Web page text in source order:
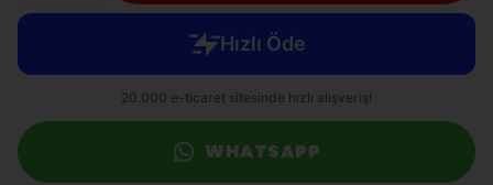
WHATSAPP